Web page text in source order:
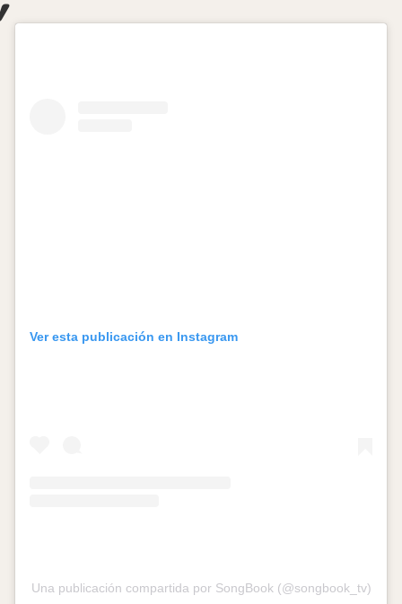
Ver esta publicación en Instagram
Una publicación compartida por SongBook (@songbook_tv)